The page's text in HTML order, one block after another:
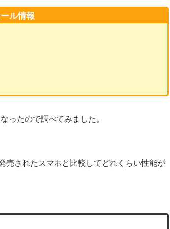
ル情報
ったので調べてみました。
売されたスマホと比較してどれくらい性能が